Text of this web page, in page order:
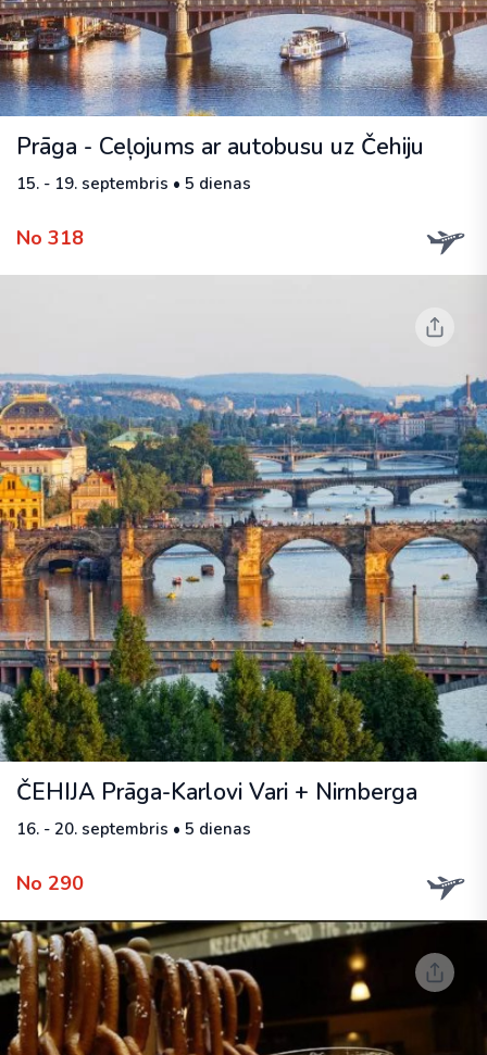
Prāga - Ceļojums ar autobusu uz Čehiju
15. - 19. septembris • 5 dienas
No 318
ČEHIJA Prāga-Karlovi Vari + Nirnberga
16. - 20. septembris • 5 dienas
No 290